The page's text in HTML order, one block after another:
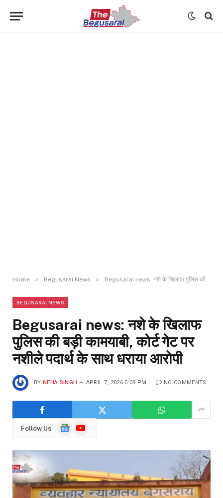
Home » Begusarai News » Begusarai news: नशे के खिलाफ पुलिस की बड़ी कामयाबी, कोर्ट गेट पर नशीले पदार्थ के साथ धराया आरोपी
BEGUSARAI NEWS
Begusarai news: नशे के खिलाफ
पुलिस की बड़ी कामयाबी, कोर्ट गेट पर
नशीले पदार्थ के साथ धराया आरोपी
BY NEHA SINGH APRIL 7, 2026 5:09 PM NO COMMENTS
Follow Us
GoogleYouTube